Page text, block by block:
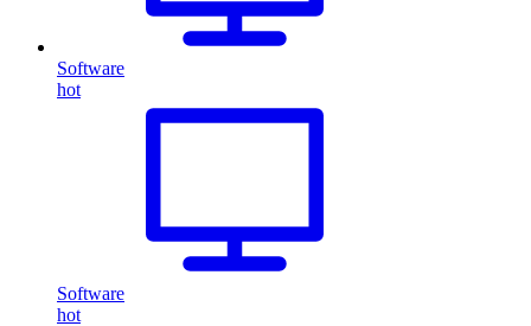
Software
hot
Software
hot